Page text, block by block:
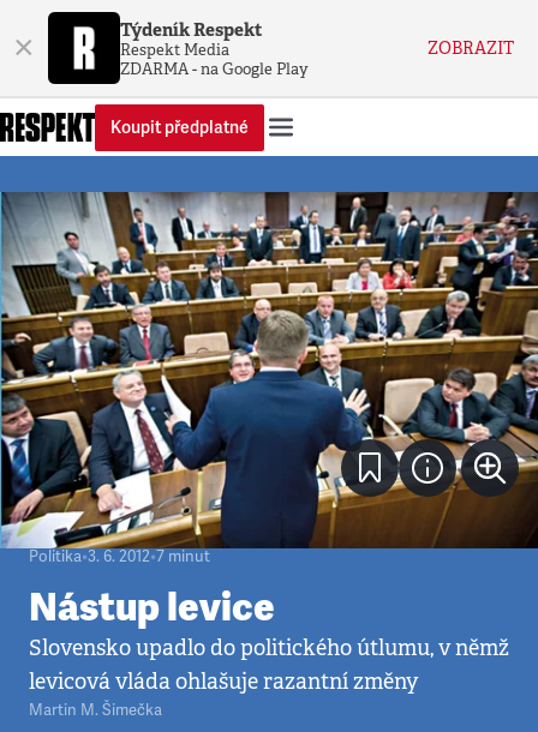
× Týdeník Respekt
Respekt Media
ZDARMA - na Google Play
ZOBRAZIT
Koupit předplatné
Politika•3. 6. 2012•7 minut
Nástup levice
Slovensko upadlo do politického útlumu, v němž
levicová vláda ohlašuje razantní změny
Martin M. Šimečka